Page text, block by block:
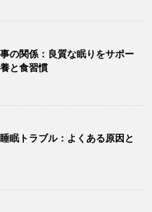
の関係：良質な眠りをサポー
と食習慣
眠トラブル：よくある原因と